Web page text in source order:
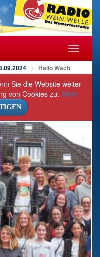
öffnen/
Hallo Wach
Sie die Website weiter
von Cookies zu. Mehr